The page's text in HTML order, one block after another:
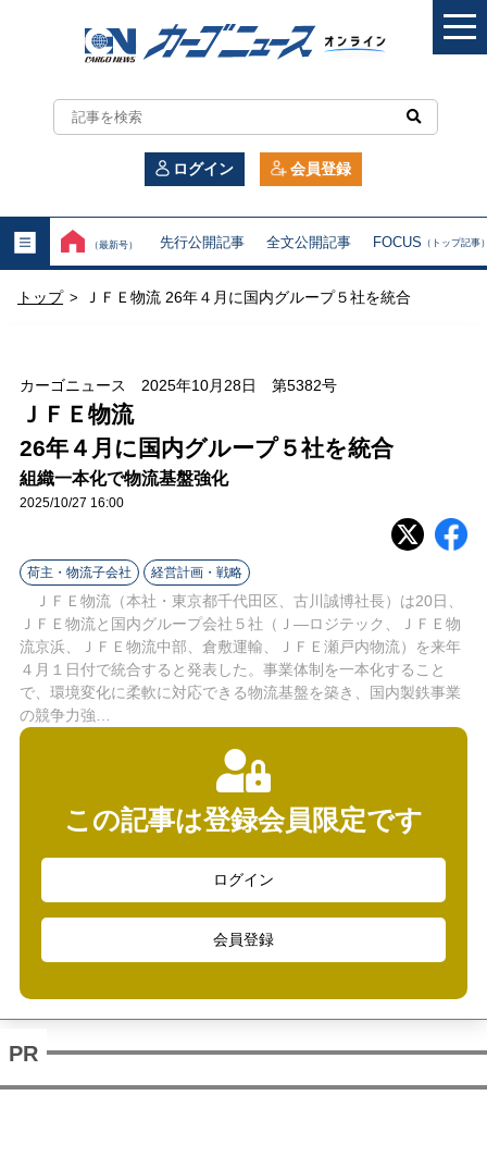
カ
ー
ニ
ュ
オ
ン
ラ
ン
ログイン 会員登録
（最新号） 先行公開記事 全文公開記事 FOCUS （トップ記事
トップ > ＪＦＥ物流 26年４月に国内グループ５社を統合
カーゴニュース 2025年10月28日 第5382号
ＪＦＥ物流
26年４月に国内グループ５社を統合
組織一本化で物流基盤強化
2025/10/27 16:00
荷主・物流子会社 経営計画・戦略
ＪＦＥ物流（本社・東京都千代田区、古川誠博社長）は20日、
ＪＦＥ物流と国内グループ会社５社（Ｊ―ロジテック、ＪＦＥ物
流京浜、ＪＦＥ物流中部、倉敷運輸、ＪＦＥ瀬戸内物流）を来年
４月１日付で統合すると発表した。事業体制を一本化すること
で、環境変化に柔軟に対応できる物流基盤を築き、国内製鉄事業
の競争力強…
この記事は登録会員限定です
ログイン
会員登録